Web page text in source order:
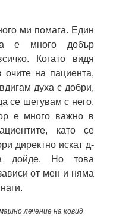
ми помага. Един
е много добър
Когато видя
очите на пациента,
духа с добри,
се шегувам с него.
е много важно в
като се
директно искат д-
дойде. Но това
от мен и няма
лечение на ковид